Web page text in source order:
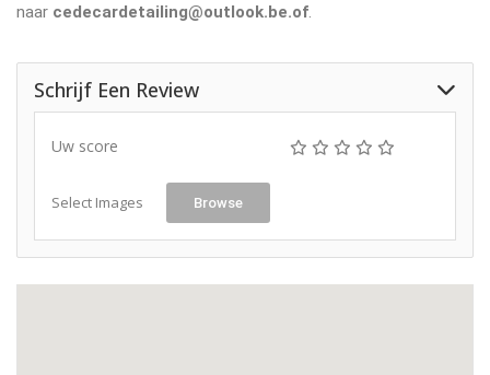
naar cedecardetailing@outlook.be.of
Schrijf Een Review
Uw score
Select Images Browse